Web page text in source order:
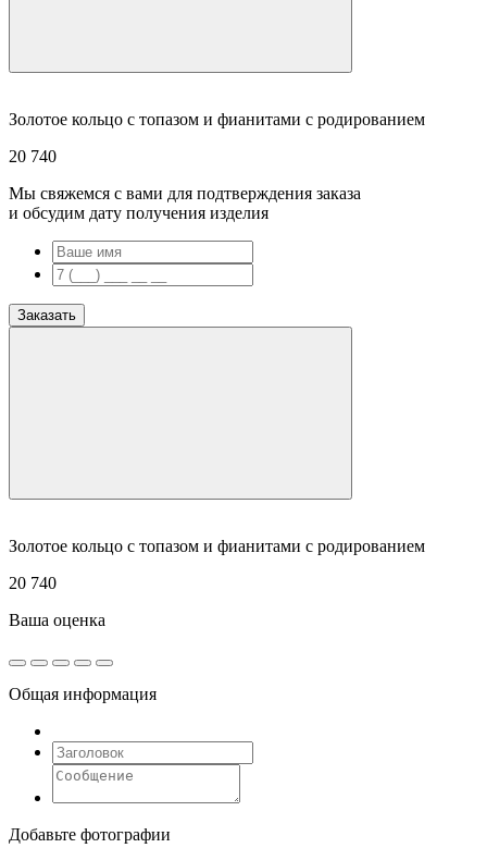
Золотое кольцо с топазом и фианитами с родированием
20 740
Мы свяжемся с вами для подтверждения заказа
и обсудим дату получения изделия
Заказать
Золотое кольцо с топазом и фианитами с родированием
20 740
Ваша оценка
Общая информация
Добавьте фотографии